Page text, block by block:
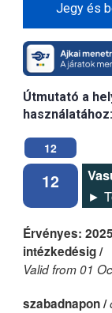
Jegy és
Útmutató a
12
12
►
Érvényes:
intézkedésig /
Valid from 01
szabadnapon /